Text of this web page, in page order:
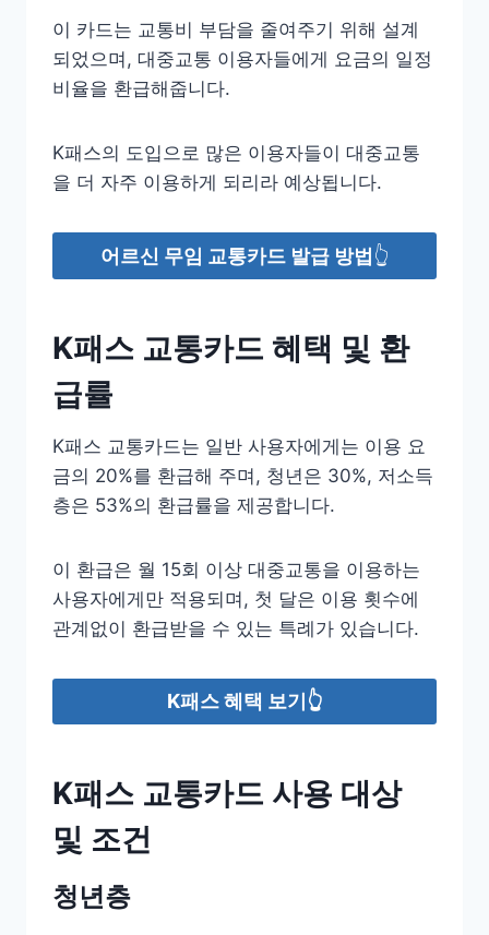
이 카드는 교통비 부담을 줄여주기 위해 설계
되었으며, 대중교통 이용자들에게 요금의 일정
비율을 환급해줍니다.
K패스의 도입으로 많은 이용자들이 대중교통
을 더 자주 이용하게 되리라 예상됩니다.
어르신 무임 교통카드 발급 방법👆
K패스 교통카드 혜택 및 환
급률
K패스 교통카드는 일반 사용자에게는 이용 요
금의 20%를 환급해 주며, 청년은 30%, 저소득
층은 53%의 환급률을 제공합니다.
이 환급은 월 15회 이상 대중교통을 이용하는
사용자에게만 적용되며, 첫 달은 이용 횟수에
관계없이 환급받을 수 있는 특례가 있습니다.
K패스 혜택 보기👆
K패스 교통카드 사용 대상
및 조건
청년층